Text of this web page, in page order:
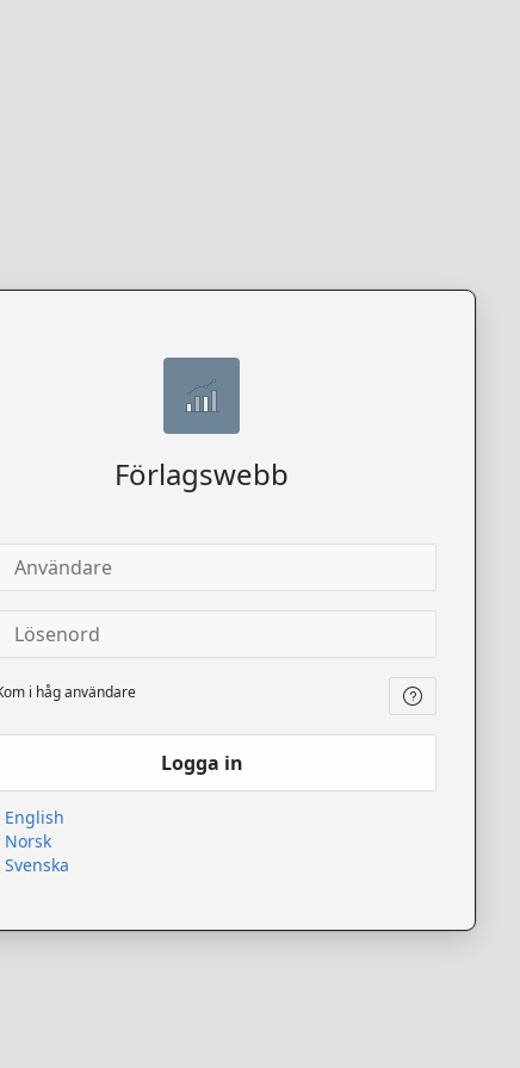
Förlagswebb
i håg användare
Logga in
English
Norsk
Svenska